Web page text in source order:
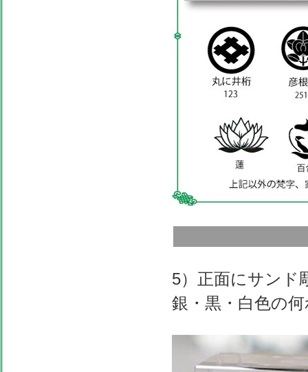
5）正面にサンド
銀・黒・白色の